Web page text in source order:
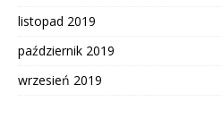
listopad 2019
październik 2019
wrzesień 2019